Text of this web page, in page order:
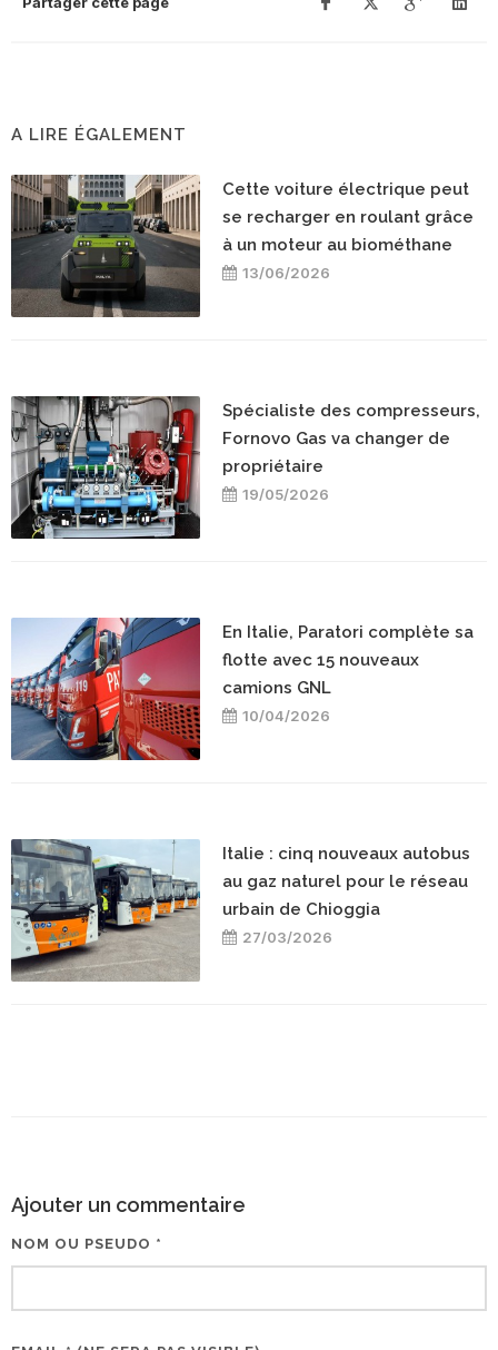
A LIRE ÉGALEMENT
Cette voiture électrique peut
se recharger en roulant grâce
à un moteur au biométhane
13/06/2026
Spécialiste des compresseurs,
Fornovo Gas va changer de
propriétaire
19/05/2026
En Italie, Paratori complète sa
flotte avec 15 nouveaux
camions GNL
10/04/2026
Italie : cinq nouveaux autobus
au gaz naturel pour le réseau
urbain de Chioggia
27/03/2026
Ajouter un commentaire
NOM OU PSEUDO *